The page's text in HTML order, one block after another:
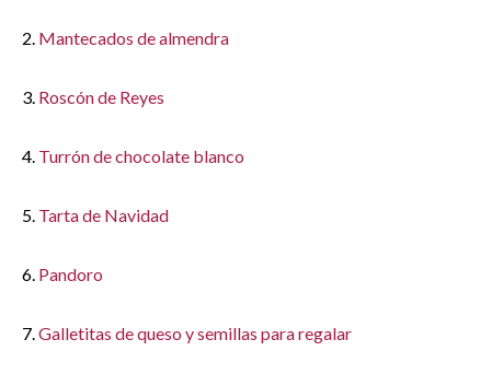
2. Mantecados de almendra
3. Roscón de Reyes
4. Turrón de chocolate blanco
5. Tarta de Navidad
6. Pandoro
7.Galletitas de queso y semillas para regalar